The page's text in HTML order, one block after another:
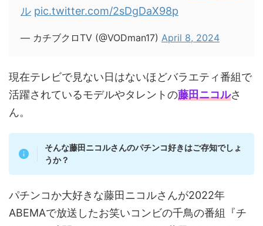
ル pic.twitter.com/2sDgDaX98p
— カチブクロTV (@VODman17) April 8, 2024
現在テレビで見ない日はないほどバラエティ番組で
活躍されているモデルやタレントの藤田ニコルさ
ん。
そんな藤田ニコルさんのパチンコ好きはご存知でしょ
うか？
パチンコか大好きな藤田ニコルさんが2022年
ABEMAで放送したお笑いコンビの千鳥の番組『チ